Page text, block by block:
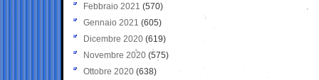
Febbraio 2021 (570)
Gennaio 2021 (605)
Dicembre 2020 (619)
Novembre 2020 (575)
Ottobre 2020 (638)